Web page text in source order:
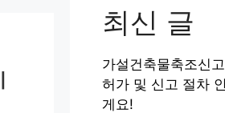
최신 글
가설건축물축조신
허가 및 신고 절차
게요!